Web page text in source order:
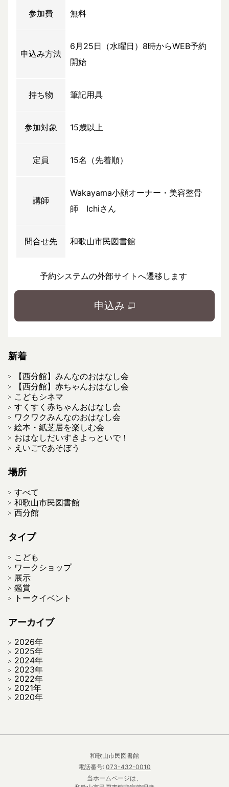
参加費 無料
申込み方法
6月25日（水曜日）8時からWEB予約
開始
持ち物 筆記用具
参加対象 15歳以上
定員 15名（先着順）
講師
Wakayama小顔オーナー・美容整骨
師 Ichiさん
問合せ先 和歌山市民図書館
予約システムの外部サイトへ遷移します
申込み
新着
【西分館】みんなのおはなし会
【西分館】赤ちゃんおはなし会
こどもシネマ
すくすく赤ちゃんおはなし会
ワクワクみんなのおはなし会
絵本・紙芝居を楽しむ会
おはなしだいすきよっといで！
えいごであそぼう
場所
すべて
和歌山市民図書館
西分館
タイプ
こども
ワークショップ
展示
鑑賞
トークイベント
アーカイブ
2026年
2025年
2024年
2023年
2022年
2021年
2020年
和歌山市民図書館
電話番号: 073-432-0010
当ホームページは、